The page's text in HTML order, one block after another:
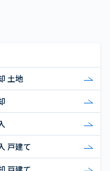
土地
戸建て